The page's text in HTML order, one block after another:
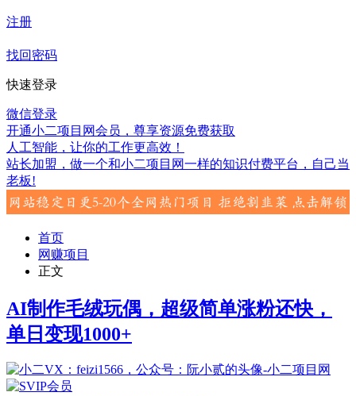
注册
找回密码
快速登录
微信登录
开通小二项目网会员，尊享资源免费获取
人工智能，让你的工作更高效！
站长加盟，做一个和小二项目网一样的知识付费平台，自己当
老板!
首页
网赚项目
正文
AI制作毛绒玩偶，超级简单涨粉还快，
单日变现1000+